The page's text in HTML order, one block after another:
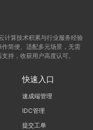
算技术积累与行业服务经验
简便、适配多元场景，无需
持，收获用户高度认可。
快速入口
速成端管理
IDC管理
提交工单